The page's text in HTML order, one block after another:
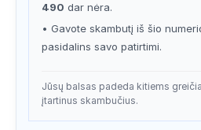
490 dar nėra.
• Gavote skambutį iš šio
pasidalins savo patirtimi.
Jūsų balsas padeda kitiems
įtartinus skambučius.